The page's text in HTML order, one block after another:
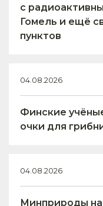
с
Гомель и ещё
пунктов
04.08.2026
Финские
очки для
04.08.2026
Минприроды